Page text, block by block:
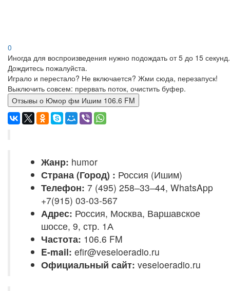
0
Иногда для воспроизведения нужно подождать от 5 до 15 секунд.
Дождитесь пожалуйста.
Играло и перестало? Не включается? Жми сюда, перезапуск!
Выключить совсем: прервать поток, очистить буфер.
Отзывы о Юмор фм Ишим 106.6 FM
Жанр: humor
Страна (Город) : Россия (Ишим)
Телефон: 7 (495) 258‒33‒44, WhatsApp
+7(915) 03-03-567
Адрес: Россия, Москва, Варшавское
шоссе, 9, стр. 1А
Частота: 106.6 FM
E-mail: efir@veseloeradio.ru
Официальный сайт: veseloeradio.ru